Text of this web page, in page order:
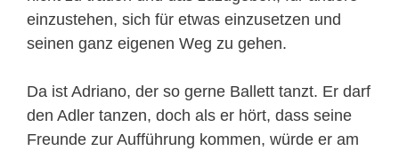
einzustehen, sich für etwas einzusetzen und
seinen ganz eigenen Weg zu gehen.
Da ist Adriano, der so gerne Ballett tanzt. Er darf
den Adler tanzen, doch als er hört, dass seine
Freunde zur Aufführung kommen, würde er am